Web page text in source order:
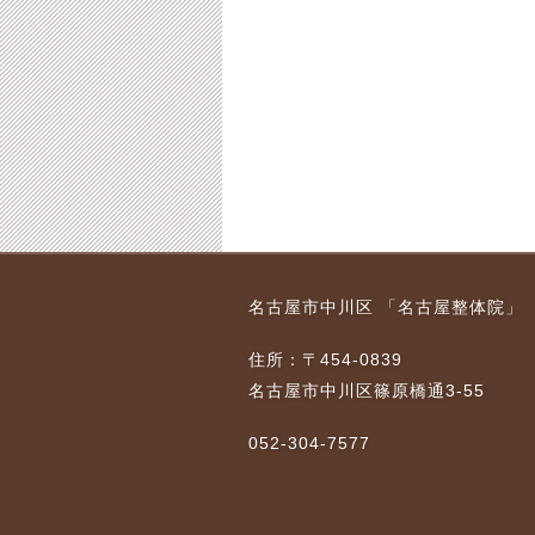
名古屋市中川区 「名古屋整体院」
住所：〒454-0839
名古屋市中川区篠原橋通3-55
052-304-7577